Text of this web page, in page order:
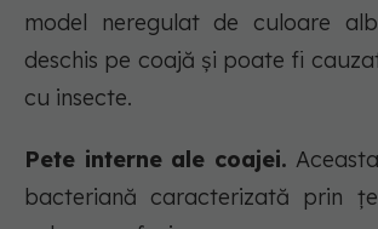
model neregulat de culoare
deschis pe coajă și poate fi
cu insecte.
Pete interne ale coajei.
bacteriană caracterizată prin